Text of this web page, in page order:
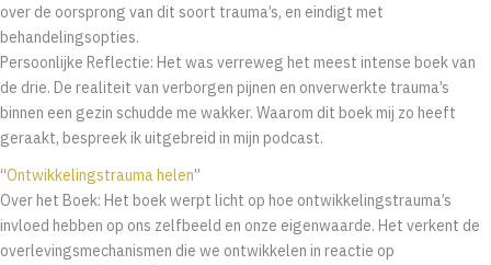
over de oorsprong van dit soort trauma’s, en eindigt met
behandelingsopties.
Persoonlijke Reflectie: Het was verreweg het meest intense boek van
de drie. De realiteit van verborgen pijnen en onverwerkte trauma’s
binnen een gezin schudde me wakker. Waarom dit boek mij zo heeft
geraakt, bespreek ik uitgebreid in mijn podcast.
“Ontwikkelingstrauma helen”
Over het Boek: Het boek werpt licht op hoe ontwikkelingstrauma’s
invloed hebben op ons zelfbeeld en onze eigenwaarde. Het verkent de
overlevingsmechanismen die we ontwikkelen in reactie op